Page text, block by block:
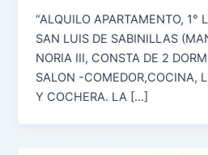
“ALQUILO APARTAMENTO, 1°
SAN LUIS DE SABINILLAS
NORIA III, CONSTA DE 2
SALON -COMEDOR,COCINA,
Y COCHERA. LA […]